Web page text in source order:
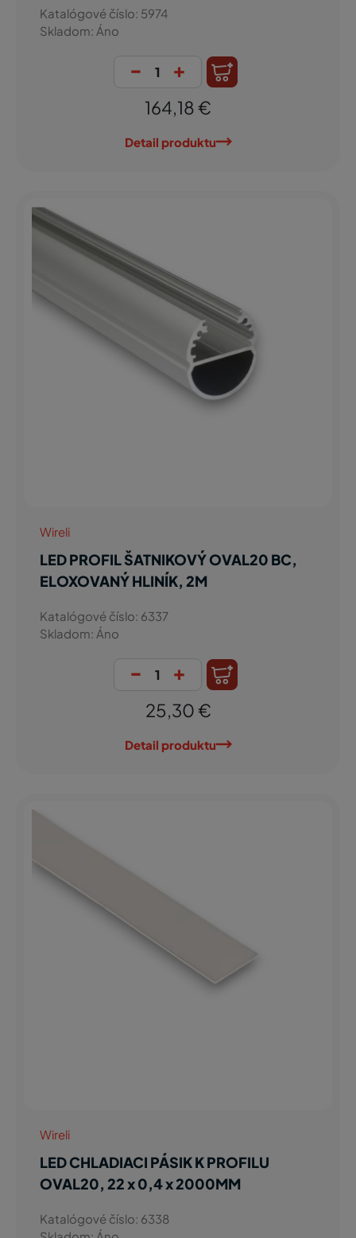
Katalógové číslo: 5974
Skladom: Áno
- +
164,18 €
Detail produktu
Wireli
LED PROFIL ŠATNIKOVÝ OVAL20 BC,
ELOXOVANÝ HLINÍK, 2M
Katalógové číslo: 6337
Skladom: Áno
- +
25,30 €
Detail produktu
Wireli
LED CHLADIACI PÁSIK K PROFILU
OVAL20, 22 x 0,4 x 2000MM
Katalógové číslo: 6338